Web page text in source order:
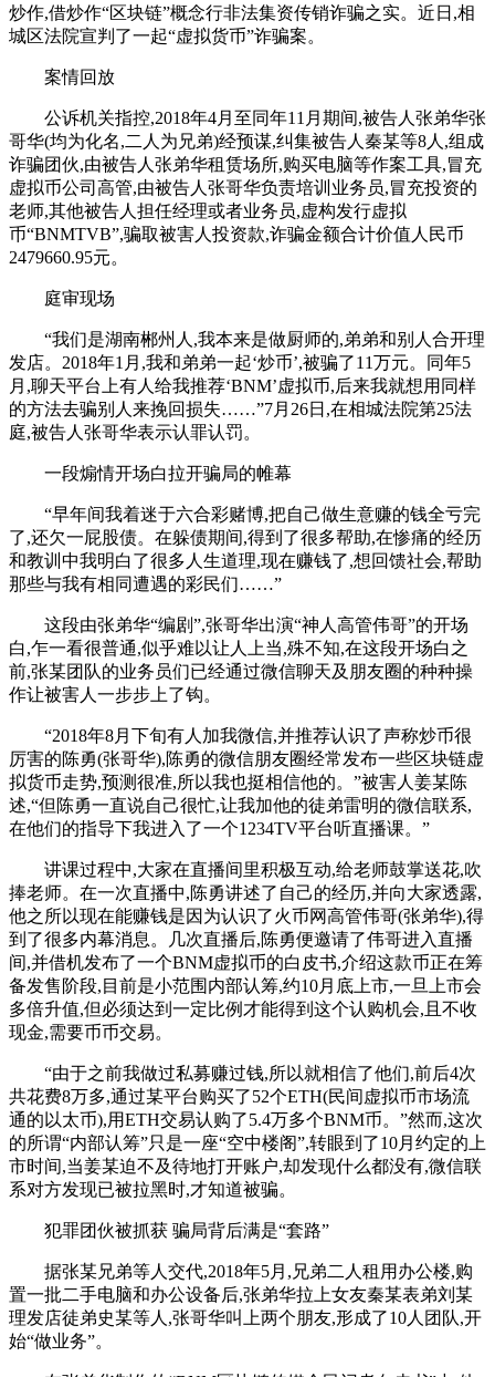
炒作,借炒作“区块链”概念行非法集资传销诈骗之实。近日,相
城区法院宣判了一起“虚拟货币”诈骗案。
案情回放
公诉机关指控,2018年4月至同年11月期间,被告人张弟华张
哥华(均为化名,二人为兄弟)经预谋,纠集被告人秦某等8人,组成
诈骗团伙,由被告人张弟华租赁场所,购买电脑等作案工具,冒充
虚拟币公司高管,由被告人张哥华负责培训业务员,冒充投资的
老师,其他被告人担任经理或者业务员,虚构发行虚拟
币“BNMTVB”,骗取被害人投资款,诈骗金额合计价值人民币
2479660.95元。
庭审现场
“我们是湖南郴州人,我本来是做厨师的,弟弟和别人合开理
发店。2018年1月,我和弟弟一起‘炒币’,被骗了11万元。同年5
月,聊天平台上有人给我推荐‘BNM’虚拟币,后来我就想用同样
的方法去骗别人来挽回损失……”7月26日,在相城法院第25法
庭,被告人张哥华表示认罪认罚。
一段煽情开场白拉开骗局的帷幕
“早年间我着迷于六合彩赌博,把自己做生意赚的钱全亏完
了,还欠一屁股债。在躲债期间,得到了很多帮助,在惨痛的经历
和教训中我明白了很多人生道理,现在赚钱了,想回馈社会,帮助
那些与我有相同遭遇的彩民们……”
这段由张弟华“编剧”,张哥华出演“神人高管伟哥”的开场
白,乍一看很普通,似乎难以让人上当,殊不知,在这段开场白之
前,张某团队的业务员们已经通过微信聊天及朋友圈的种种操
作让被害人一步步上了钩。
“2018年8月下旬有人加我微信,并推荐认识了声称炒币很
厉害的陈勇(张哥华),陈勇的微信朋友圈经常发布一些区块链虚
拟货币走势,预测很准,所以我也挺相信他的。”被害人姜某陈
述,“但陈勇一直说自己很忙,让我加他的徒弟雷明的微信联系,
在他们的指导下我进入了一个1234TV平台听直播课。”
讲课过程中,大家在直播间里积极互动,给老师鼓掌送花,吹
捧老师。在一次直播中,陈勇讲述了自己的经历,并向大家透露,
他之所以现在能赚钱是因为认识了火币网高管伟哥(张弟华),得
到了很多内幕消息。几次直播后,陈勇便邀请了伟哥进入直播
间,并借机发布了一个BNM虚拟币的白皮书,介绍这款币正在筹
备发售阶段,目前是小范围内部认筹,约10月底上市,一旦上市会
多倍升值,但必须达到一定比例才能得到这个认购机会,且不收
现金,需要币币交易。
“由于之前我做过私募赚过钱,所以就相信了他们,前后4次
共花费8万多,通过某平台购买了52个ETH(民间虚拟币市场流
通的以太币),用ETH交易认购了5.4万多个BNM币。”然而,这次
的所谓“内部认筹”只是一座“空中楼阁”,转眼到了10月约定的上
市时间,当姜某迫不及待地打开账户,却发现什么都没有,微信联
系对方发现已被拉黑时,才知道被骗。
犯罪团伙被抓获 骗局背后满是“套路”
据张某兄弟等人交代,2018年5月,兄弟二人租用办公楼,购
置一批二手电脑和办公设备后,张弟华拉上女友秦某表弟刘某
理发店徒弟史某等人,张哥华叫上两个朋友,形成了10人团队,开
始“做业务”。